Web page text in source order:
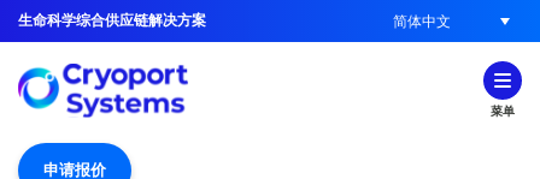
生命科学综合供应链解决方案 简体中文
菜单
申请报价